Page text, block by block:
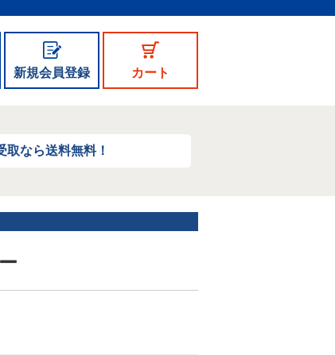
新規会員登録 カート
取なら送料無料！